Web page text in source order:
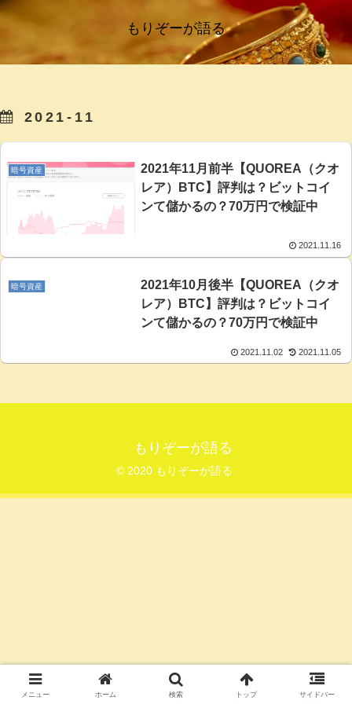
もりぞーが語る
2021-11
暗号資産
2021年11月前半【QUOREA（クオ
レア）BTC】評判は？ビットコイ
ンて儲かるの？70万円で検証中
2021.11.16
暗号資産
2021年10月後半【QUOREA（クオ
レア）BTC】評判は？ビットコイ
ンて儲かるの？70万円で検証中
2021.11.02 2021.11.05
もりぞーが語る
© 2020 もりぞーが語る.
メニュー ホーム 検索 トップ サイドバー